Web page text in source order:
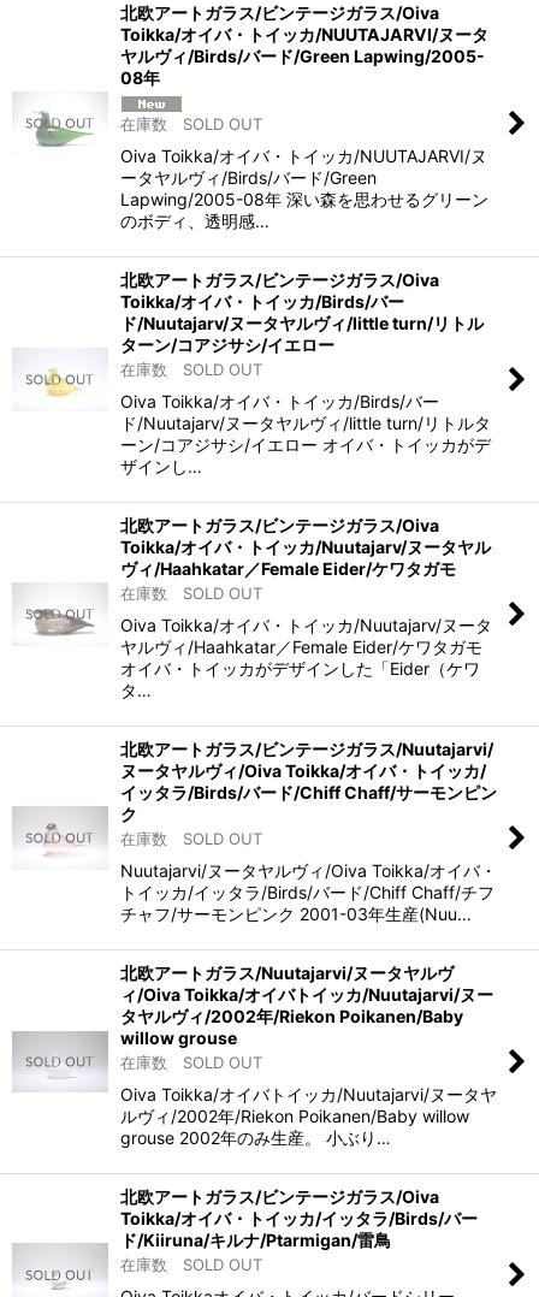
北欧アートガラス/ビンテージガラス/Oiva
Toikka/オイバ・トイッカ/NUUTAJARVI/ヌータ
ヤルヴィ/Birds/バード/Green Lapwing/2005-
08年
在庫数 SOLD OUT
Oiva Toikka/オイバ・トイッカ/NUUTAJARVI/ヌ
ータヤルヴィ/Birds/バード/Green
Lapwing/2005-08年 深い森を思わせるグリーン
のボディ、透明感…
北欧アートガラス/ビンテージガラス/Oiva
Toikka/オイバ・トイッカ/Birds/バー
ド/Nuutajarv/ヌータヤルヴィ/little turn/リトル
ターン/コアジサシ/イエロー
在庫数 SOLD OUT
Oiva Toikka/オイバ・トイッカ/Birds/バー
ド/Nuutajarv/ヌータヤルヴィ/little turn/リトルタ
ーン/コアジサシ/イエロー オイバ・トイッカがデ
ザインし…
北欧アートガラス/ビンテージガラス/Oiva
Toikka/オイバ・トイッカ/Nuutajarv/ヌータヤル
ヴィ/Haahkatar／Female Eider/ケワタガモ
在庫数 SOLD OUT
Oiva Toikka/オイバ・トイッカ/Nuutajarv/ヌータ
ヤルヴィ/Haahkatar／Female Eider/ケワタガモ
オイバ・トイッカがデザインした「Eider（ケワ
タ…
北欧アートガラス/ビンテージガラス/Nuutajarvi/
ヌータヤルヴィ/Oiva Toikka/オイバ・トイッカ/
イッタラ/Birds/バード/Chiff Chaff/サーモンピン
ク
在庫数 SOLD OUT
Nuutajarvi/ヌータヤルヴィ/Oiva Toikka/オイバ・
トイッカ/イッタラ/Birds/バード/Chiff Chaff/チフ
チャフ/サーモンピンク 2001-03年生産(Nuu…
北欧アートガラス/Nuutajarvi/ヌータヤルヴ
ィ/Oiva Toikka/オイバトイッカ/Nuutajarvi/ヌー
タヤルヴィ/2002年/Riekon Poikanen/Baby
willow grouse
在庫数 SOLD OUT
Oiva Toikka/オイバトイッカ/Nuutajarvi/ヌータヤ
ルヴィ/2002年/Riekon Poikanen/Baby willow
grouse 2002年のみ生産。 小ぶり…
北欧アートガラス/ビンテージガラス/Oiva
Toikka/オイバ・トイッカ/イッタラ/Birds/バー
ド/Kiiruna/キルナ/Ptarmigan/雷鳥
在庫数 SOLD OUT